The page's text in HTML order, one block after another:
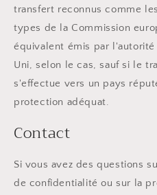
transfert reconnus comme
types de la Commission
équivalent émis par
Uni, selon le cas, sauf si le
s'effectue vers un pays
protection adéquat.
Contact
Si vous avez des questions
de confidentialité ou sur la